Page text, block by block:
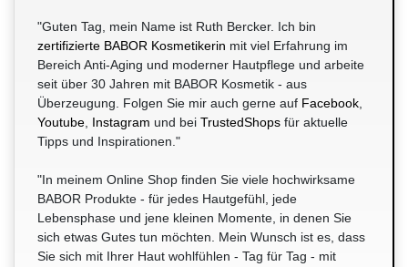
"Guten Tag, mein Name ist Ruth Bercker. Ich bin
zertifizierte BABOR Kosmetikerin mit viel Erfahrung im
Bereich Anti-Aging und moderner Hautpflege und arbeite
seit über 30 Jahren mit BABOR Kosmetik - aus
Überzeugung. Folgen Sie mir auch gerne auf Facebook
Youtube Instagram und bei TrustedShops für aktuelle
Tipps und Inspirationen."
"In meinem Online Shop finden Sie viele hochwirksame
BABOR Produkte - für jedes Hautgefühl, jede
Lebensphase und jene kleinen Momente, in denen Sie
sich etwas Gutes tun möchten. Mein Wunsch ist es, dass
Sie sich mit Ihrer Haut wohlfühlen - Tag für Tag - mit